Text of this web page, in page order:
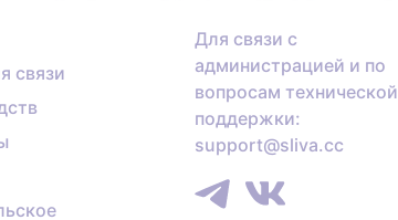
связи
Для связи с
администрацией и по
вопросам технической
поддержки:
support@sliva.cc